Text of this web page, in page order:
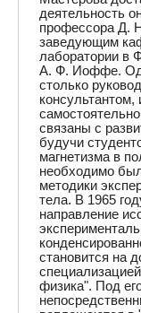
деятельность
профессора Д.
заведующим
лаборатории в
А. Ф. Иоффе.
столько
связаны с
будучи
магнетизма в
необходимо
методики
тела. В 1965
направление
становится на
физика". Под